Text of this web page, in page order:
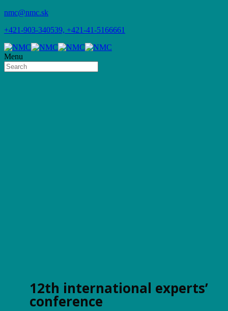
nmc@nmc.sk
+421-903-340539, +421-41-5166661
Menu
12th international experts’
conference